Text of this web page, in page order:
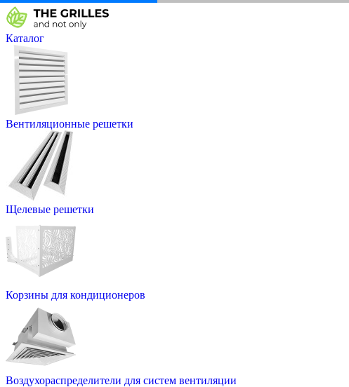
Каталог
Вентиляционные решетки
Щелевые решетки
Корзины для кондиционеров
Воздухораспределители для систем вентиляции